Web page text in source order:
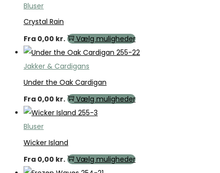
Bluser
Crystal Rain
Fra 0,00 kr. Vælg muligheder
Jakker & Cardigans
Under the Oak Cardigan
Fra 0,00 kr. Vælg muligheder
Bluser
Wicker Island
Fra 0,00 kr. Vælg muligheder